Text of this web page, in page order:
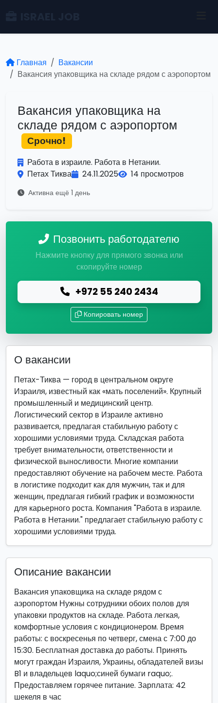
Главная
Вакансии
Вакансия упаковщика на складе рядом с аэропортом
Вакансия упаковщика на
складе рядом с аэропортом
Срочно!
Работа в израиле. Работа в Нетании.
Петах Тиква
24.11.2025 14 просмотров
Активна ещё 1 день
Позвонить работодателю
Нажмите кнопку для прямого звонка или
скопируйте номер
+972 55 240 2434
Копировать номер
О вакансии
Петах-Тиква — город в центральном округе
Израиля, известный как «мать поселений». Крупный
промышленный и медицинский центр.
Логистический сектор в Израиле активно
развивается, предлагая стабильную работу с
хорошими условиями труда. Складская работа
требует внимательности, ответственности и
физической выносливости. Многие компании
предоставляют обучение на рабочем месте. Работа
в логистике подходит как для мужчин, так и для
женщин, предлагая гибкий график и возможности
для карьерного роста. Компания "Работа в израиле.
Работа в Нетании." предлагает стабильную работу с
хорошими условиями труда.
Описание вакансии
Вакансия упаковщика на складе рядом с
аэропортом Нужны сотрудники обоих полов для
упаковки продуктов на складе. Работа легкая,
комфортные условия с кондиционером. Время
работы: с воскресенья по четверг, смена с 7:00 до
15:30. Бесплатная доставка до работы. Принять
могут граждан Израиля, Украины, обладателей визы
B1 и владельцев laquo;синей бумаги raquo;.
Предоставляем горячее питание. Зарплата: 42
шекеля в час